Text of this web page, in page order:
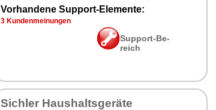
Vor­han­de­ne Sup­port-Ele­men­te:
3 Kun­den­mei­nun­gen
Sup­port-Be­
reich
Sich­ler Haus­halts­ge­rä­te